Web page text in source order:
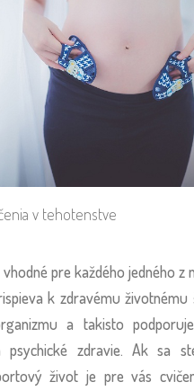
v tehotenstve
vhodné pre každého jedného z
k zdravému
a takisto
psychické zdravie. Ak sa
život je pre vás